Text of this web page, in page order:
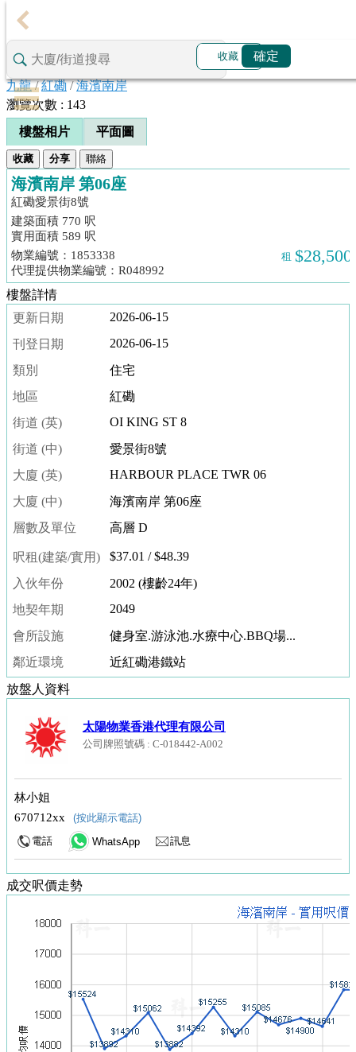
理
主
頁
搵
樓/
成
交
搵
樓
綠
表
居
一
新
盤
買
賣
成
交
租
賃
交
時
買
合
約
手
耗
表
主
確定
收藏
九龍/紅磡/海濱南岸
瀏覽次數 : 143
樓盤相片
平面圖
收藏 分享 聯絡
海濱南岸 第06座
紅磡愛景街8號
建築面積 770 呎
實用面積 589 呎
租 $28,500
物業編號：1853338
代理提供物業編號：R048992
樓盤詳情
更新日期
2026-06-15
刊登日期
2026-06-15
類別
住宅
地區
紅磡
街道 (英)
OI KING ST 8
街道 (中)
愛景街8號
大廈 (英)
HARBOUR PLACE TWR 06
大廈 (中)
海濱南岸 第06座
層數及單位
高層 D
呎租(建築/實用)
$37.01 / $48.39
入伙年份
2002 (樓齡24年)
地契年期
2049
會所設施
健身室.游泳池.水療中心.BBQ場...
鄰近環境
近紅磡港鐵站
放盤人資料
太陽物業香港代理有限公司
公司牌照號碼 : C-018442-A002
林小姐
670712xx
(按此顯示電話)
電話
WhatsApp 訊息
成交呎價走勢